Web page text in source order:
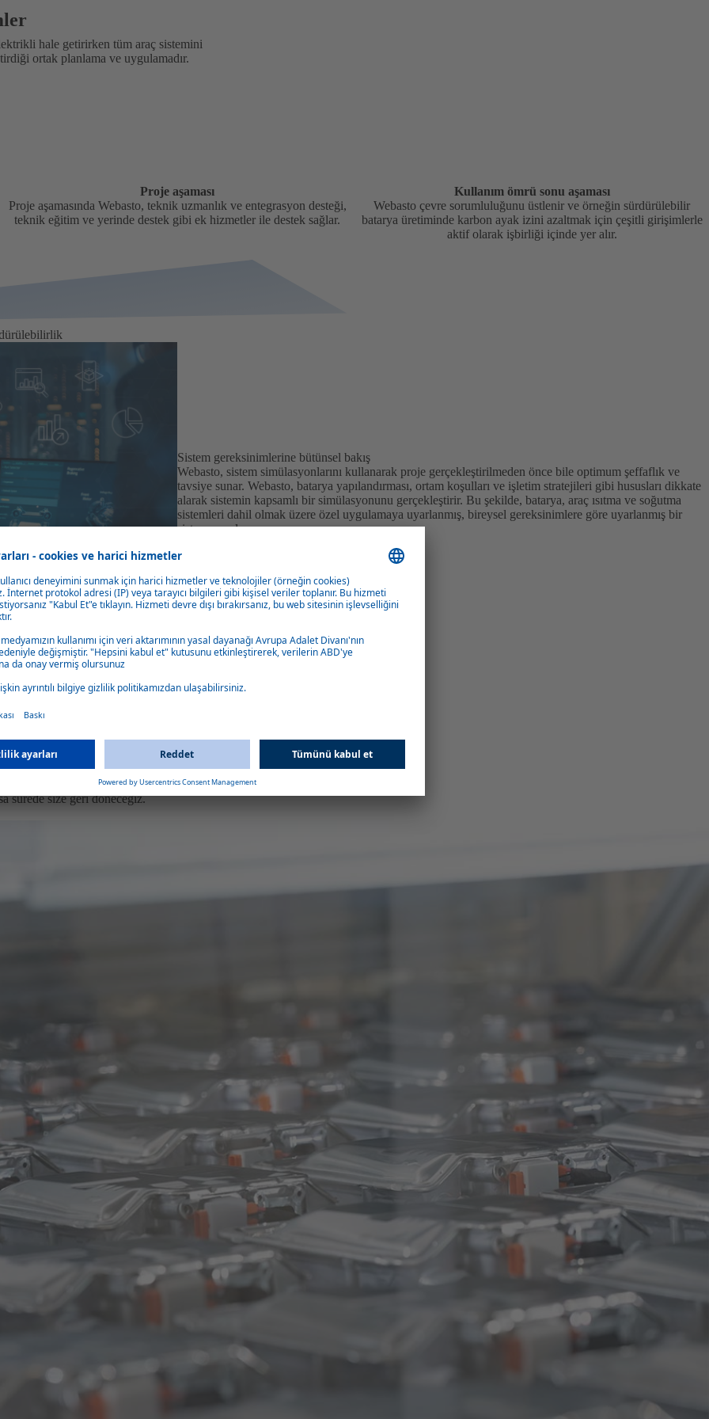
hale getirirken tüm araç sistemini
ortak planlama ve uygulamadır.
Proje aşaması
Proje aşamasında Webasto, teknik uzmanlık ve entegrasyon desteği,
teknik eğitim ve yerinde destek gibi ek hizmetler ile destek sağlar.
Kullanım ömrü sonu aşaması
Webasto çevre sorumluluğunu üstlenir ve örneğin sürdürülebilir
batarya üretiminde karbon ayak izini azaltmak için çeşitli girişimlerle
aktif olarak işbirliği içinde yer alır.
Sistem gereksinimlerine bütünsel bakış
Webasto, sistem simülasyonlarını kullanarak proje gerçekleştirilmeden önce bile optimum şeffaflık ve
tavsiye sunar. Webasto, batarya yapılandırması, ortam koşulları ve işletim stratejileri gibi hususları dikkate
alarak sistemin kapsamlı bir simülasyonunu gerçekleştirir. Bu şekilde, batarya, araç ısıtma ve soğutma
sistemleri dahil olmak üzere özel uygulamaya uyarlanmış, bireysel gereksinimlere göre uyarlanmış bir
sistem sunulur.
olabileceği hakkında daha fazla bilgi
sürede size geri döneceğiz.